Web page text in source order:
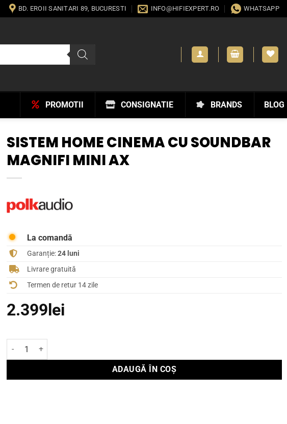
BD. EROII SANITARI 89, BUCURESTI INFO@HIFIEXPERT.RO WHATSAPP
BLOG
BRANDS
CONSIGNATIE
PROMOTII
SISTEM HOME CINEMA CU SOUNDBAR
MAGNIFI MINI AX
La comandă
Garanție:24 luni
Livrare gratuită
Termen de retur 14 zile
2.399lei
Cantitate Sistem home cinema cu soundbar MAGNIFI MINI AX
ADAUGĂ ÎN COȘ